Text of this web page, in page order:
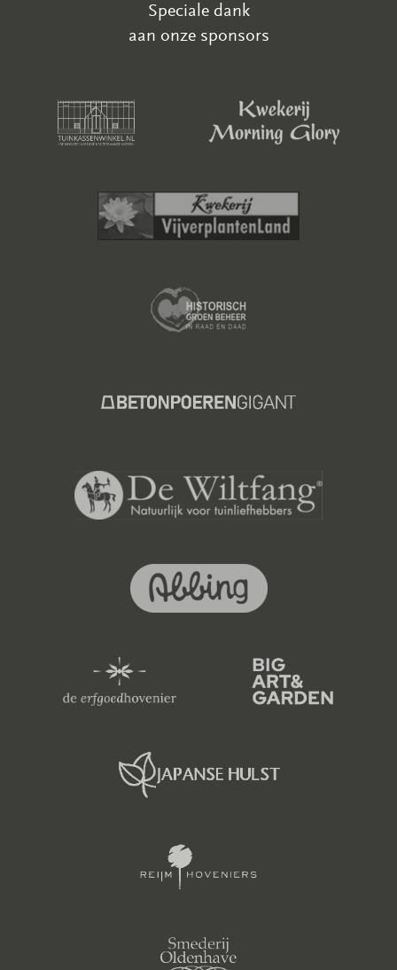
Speciale dank
aan onze sponsors